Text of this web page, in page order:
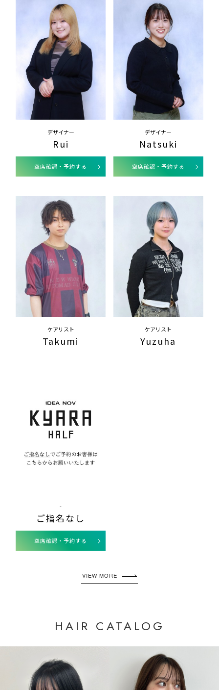
デザイナー
Rui
空席確認・予約する
デザイナー
Natsuki
空席確認・予約する
ケアリスト
Takumi
ケアリスト
Yuzuha
-
ご指名なし
空席確認・予約する
VIEW MORE
HAIR CATALOG